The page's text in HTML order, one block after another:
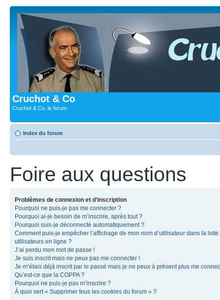
Cruchot & Co
Cruchot & Co, le forum
Index du forum
Foire aux questions
Problèmes de connexion et d’inscription
Pourquoi ne puis-je pas me connecter ?
Pourquoi ai-je besoin de m’inscrire, après tout ?
Pourquoi suis-je déconnecté automatiquement ?
Comment puis-je empêcher l’affichage de mon nom d’utilisateur dans la liste
utilisateurs en ligne ?
J’ai perdu mon mot de passe !
Je suis inscrit mais ne peux pas me connecter !
Je m’étais déjà inscrit par le passé mais je ne peux à présent plus me
Qu’est-ce que la COPPA ?
Pourquoi ne puis-je pas m’inscrire ?
À quoi sert « Supprimer tous les cookies du forum » ?